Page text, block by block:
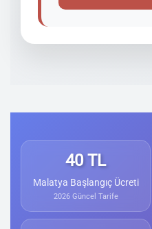
40 TL
Malatya Başlangıç Ücreti
2026 Güncel Tarife